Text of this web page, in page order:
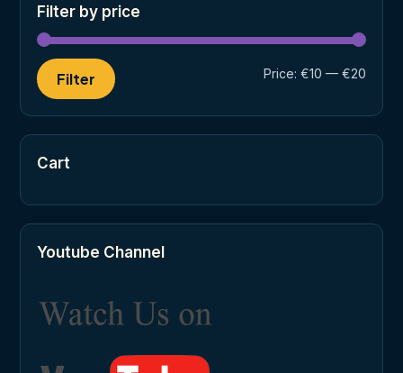
Filter by price
Filter Price: €10 — €20
Cart
Youtube Channel